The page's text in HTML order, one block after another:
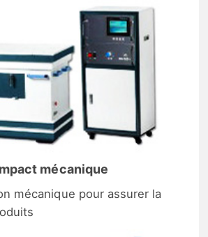
mécanique
mécanique pour assurer la